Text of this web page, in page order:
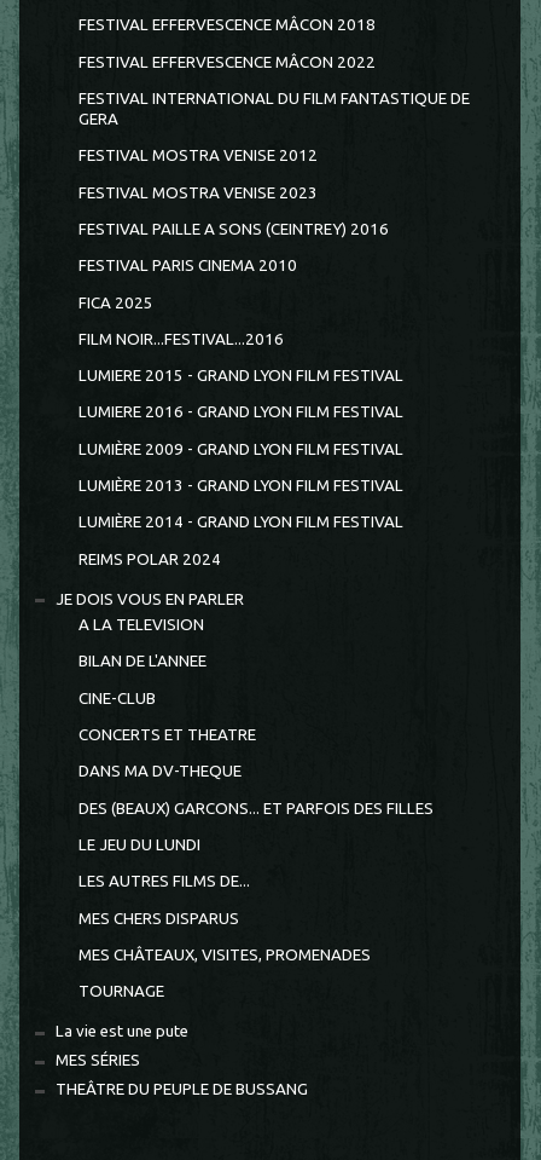
FESTIVAL EFFERVESCENCE MÂCON 2018
FESTIVAL EFFERVESCENCE MÂCON 2022
FESTIVAL INTERNATIONAL DU FILM FANTASTIQUE DE
GERA
FESTIVAL MOSTRA VENISE 2012
FESTIVAL MOSTRA VENISE 2023
FESTIVAL PAILLE A SONS (CEINTREY) 2016
FESTIVAL PARIS CINEMA 2010
FICA 2025
FILM NOIR...FESTIVAL...2016
LUMIERE 2015 - GRAND LYON FILM FESTIVAL
LUMIERE 2016 - GRAND LYON FILM FESTIVAL
LUMIÈRE 2009 - GRAND LYON FILM FESTIVAL
LUMIÈRE 2013 - GRAND LYON FILM FESTIVAL
LUMIÈRE 2014 - GRAND LYON FILM FESTIVAL
REIMS POLAR 2024
JE DOIS VOUS EN PARLER
A LA TELEVISION
BILAN DE L'ANNEE
CINE-CLUB
CONCERTS ET THEATRE
DANS MA DV-THEQUE
DES (BEAUX) GARCONS... ET PARFOIS DES FILLES
LE JEU DU LUNDI
LES AUTRES FILMS DE...
MES CHERS DISPARUS
MES CHÂTEAUX, VISITES, PROMENADES
TOURNAGE
La vie est une pute
MES SÉRIES
THEÂTRE DU PEUPLE DE BUSSANG